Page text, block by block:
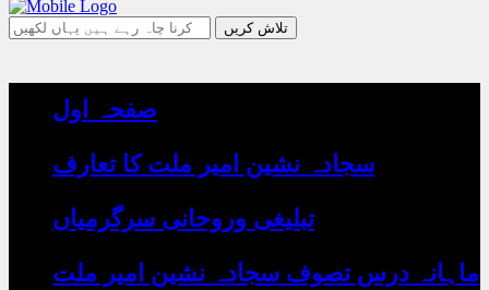
جو
چاہ
صفحہ اول
سجادہ نشین امیر ملت کا تعارف
تبلیغی وروحانی سرگرمیاں
ماہانہ درس تصوف سجادہ نشین امیر ملت